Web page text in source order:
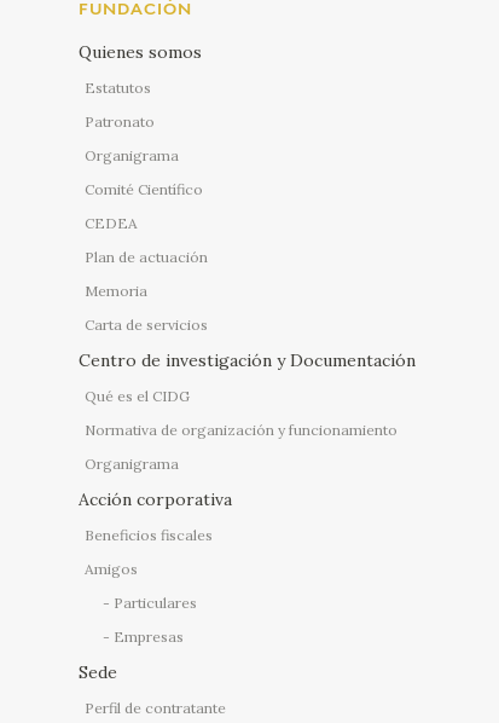
FUNDACIÓN
Quienes somos
Estatutos
Patronato
Organigrama
Comité Científico
CEDEA
Plan de actuación
Memoria
Carta de servicios
Centro de investigación y Documentación
Qué es el CIDG
Normativa de organización y funcionamiento
Organigrama
Acción corporativa
Beneficios fiscales
Amigos
Particulares
Empresas
Sede
Perfil de contratante